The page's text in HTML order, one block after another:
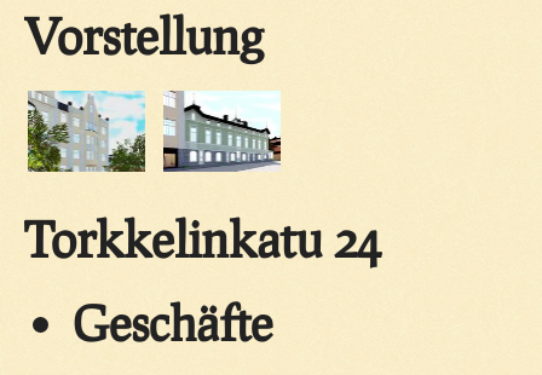
Vorstellung
Torkkelinkatu 24
Geschäfte